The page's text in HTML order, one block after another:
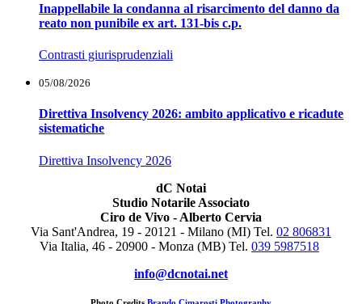
Inappellabile la condanna al risarcimento del danno da
reato non punibile ex art. 131-bis c.p.
Contrasti giurisprudenziali
05/08/2026
Direttiva Insolvency 2026: ambito applicativo e ricadute
sistematiche
Direttiva Insolvency 2026
dC Notai
Studio Notarile Associato
Ciro de Vivo - Alberto Cervia
Via Sant'Andrea, 19 - 20121 - Milano (MI) Tel. 02 806831
Via Italia, 46 - 20900 - Monza (MB) Tel. 039 5987518
info@dcnotai.net